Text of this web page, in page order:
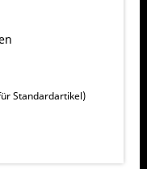
Standardartikel)